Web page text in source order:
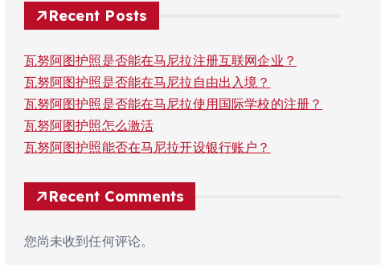
Recent Posts
瓦努阿图护照是否能在马尼拉注册互联网企业？
瓦努阿图护照是否能在马尼拉自由出入境？
瓦努阿图护照是否能在马尼拉使用国际学校的注册？
瓦努阿图护照怎么激活
瓦努阿图护照能否在马尼拉开设银行账户？
Recent Comments
您尚未收到任何评论。